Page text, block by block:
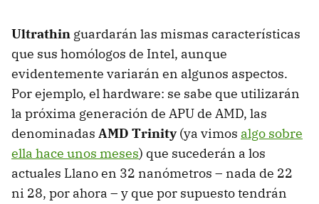
Ultrathin guardarán las mismas características
que sus homólogos de Intel, aunque
evidentemente variarán en algunos aspectos.
Por ejemplo, el hardware: se sabe que utilizarán
la próxima generación de APU de AMD, las
denominadas AMD Trinity(ya vimos algo sobre
ella hace unos meses) que sucederán a los
actuales Llano en 32 nanómetros – nada de 22
ni 28, por ahora – y que por supuesto tendrán